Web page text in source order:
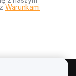
Warunkami